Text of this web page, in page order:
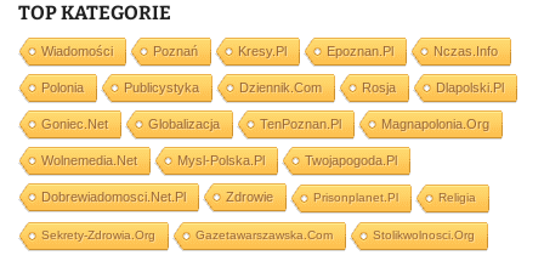
TOP KATEGORIE
Wiadomości Poznań Kresy.pl Epoznan.pl Nczas.info
Polonia Publicystyka Dziennik.com Rosja Dlapolski.pl
Goniec.net Globalizacja TenPoznan.pl Magnapolonia.org
Wolnemedia.net Mysl-Polska.pl Twojapogoda.pl
Dobrewiadomosci.net.pl Zdrowie Prisonplanet.pl Religia
Sekrety-Zdrowia.org Gazetawarszawska.com Stolikwolnosci.org